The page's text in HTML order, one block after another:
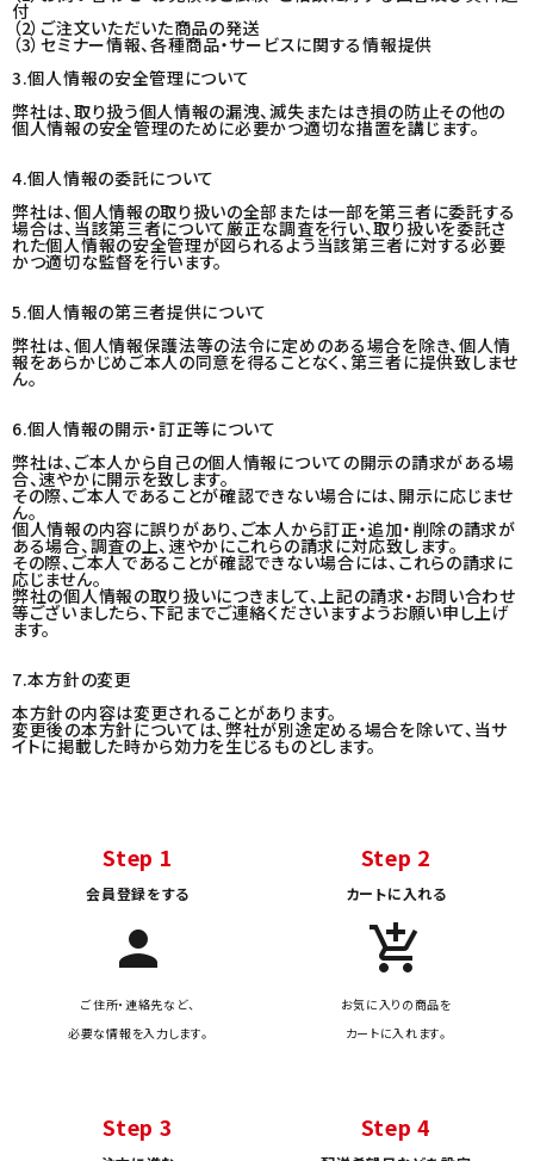
付
（2）ご注文いただいた商品の発送
（3）セミナー情報、各種商品・サービスに関する情報提供
3.個人情報の安全管理について
弊社は、取り扱う個人情報の漏洩、滅失またはき損の防止その他の
個人情報の安全管理のために必要かつ適切な措置を講じます。
4.個人情報の委託について
弊社は、個人情報の取り扱いの全部または一部を第三者に委託する
場合は、当該第三者について厳正な調査を行い、取り扱いを委託さ
れた個人情報の安全管理が図られるよう当該第三者に対する必要
かつ適切な監督を行います。
5.個人情報の第三者提供について
弊社は、個人情報保護法等の法令に定めのある場合を除き、個人情
報をあらかじめご本人の同意を得ることなく、第三者に提供致しませ
ん。
6.個人情報の開示・訂正等について
弊社は、ご本人から自己の個人情報についての開示の請求がある場
合、速やかに開示を致します。
その際、ご本人であることが確認できない場合には、開示に応じませ
ん。
個人情報の内容に誤りがあり、ご本人から訂正・追加・削除の請求が
ある場合、調査の上、速やかにこれらの請求に対応致します。
その際、ご本人であることが確認できない場合には、これらの請求に
応じません。
弊社の個人情報の取り扱いにつきまして、上記の請求・お問い合わせ
等ございましたら、下記までご連絡くださいますようお願い申し上げ
ます。
7.本方針の変更
本方針の内容は変更されることがあります。
変更後の本方針については、弊社が別途定める場合を除いて、当サ
イトに掲載した時から効力を生じるものとします。
Step 1
会員登録をする
person
ご住所・連絡先など、
必要な情報を入力します。
Step 2
カートに入れる
add_shopping_cart
お気に入りの商品を
カートに入れます。
Step 3 Step 4